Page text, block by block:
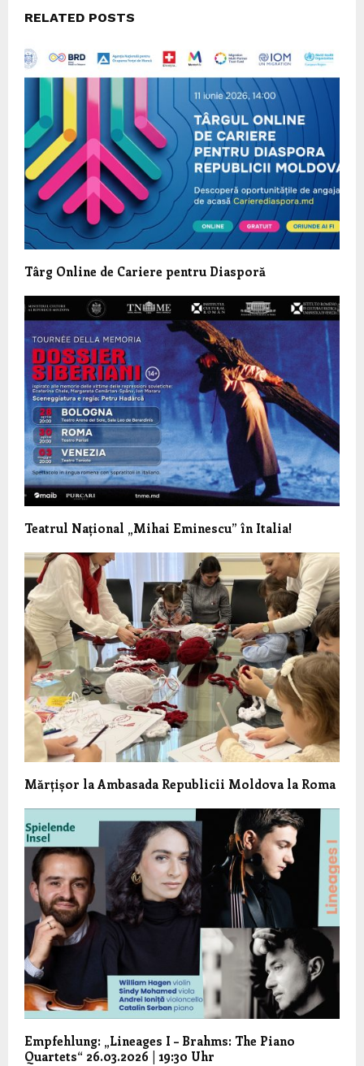
RELATED POSTS
Târg Online de Cariere pentru Diasporă
Teatrul Național „Mihai Eminescu” în Italia!
Mărțișor la Ambasada Republicii Moldova la Roma
Empfehlung: „Lineages I – Brahms: The Piano
Quartets“ 26.03.2026 | 19:30 Uhr